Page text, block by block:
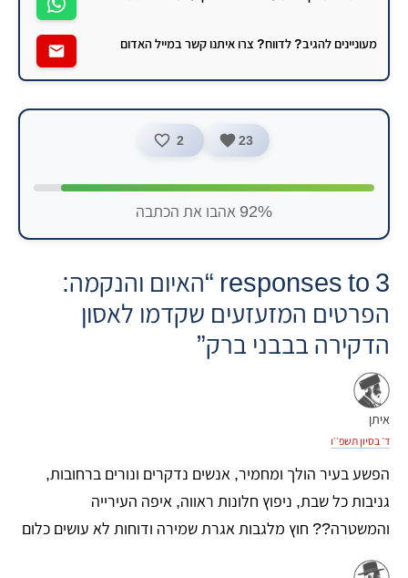
מעוניינים להגיב? לדווח? צרו איתנו קשר במייל האדום
23
2
92% אהבו את הכתבה
3 responses to “האיום והנקמה:
הפרטים המזעזעים שקדמו לאסון
הדקירה בבבני ברק”
איתן
ד׳ בסיון תשפ׳׳ו
הפשע בעיר הולך ומחמיר, אנשים נדקרים ונורים ברחובות,
גניבות כל שבת, ניפוץ חלונות ראווה, איפה העירייה
והמשטרה?? חוץ מלגבות אגרת שמירה ודוחות לא עושים כלום